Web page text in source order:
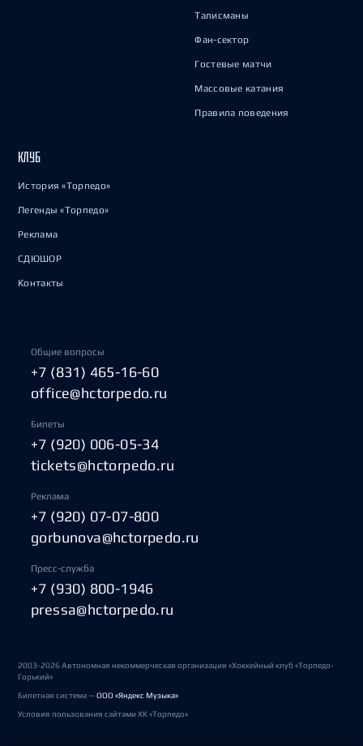
Талисманы
Фан-сектор
Гостевые матчи
Массовые катания
Правила поведения
КЛУБ
История «Торпедо»
Легенды «Торпедо»
Реклама
СДЮШОР
Контакты
Общие вопросы
+7 (831) 465-16-60
office@hctorpedo.ru
Билеты
+7 (920) 006-05-34
tickets@hctorpedo.ru
Реклама
+7 (920) 07-07-800
gorbunova@hctorpedo.ru
Пресс-служба
+7 (930) 800-1946
pressa@hctorpedo.ru
2003-2026 Автономная некоммерческая организация «Хоккейный клуб «Торпедо-
Горький»
Билетная система —ООО «Яндекс Музыка»
Условия пользования сайтами ХК «Торпедо»